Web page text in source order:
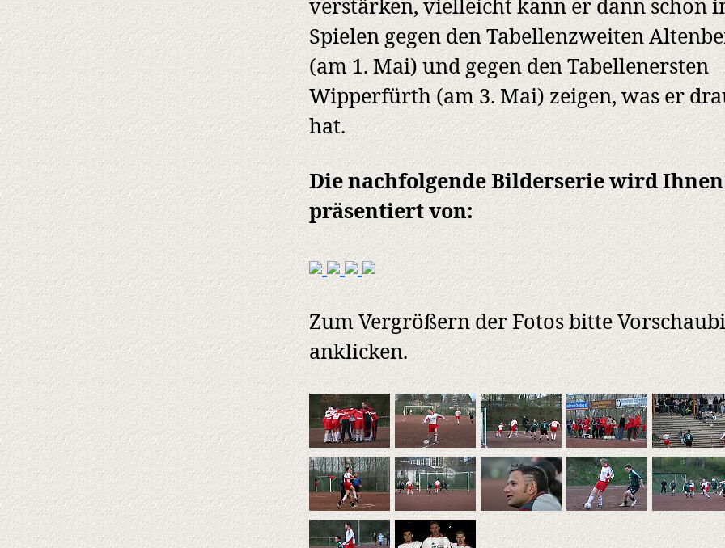
verstärken, vielleicht kann er dann schon
Spielen gegen den Tabellenzweiten
(am 1. Mai) und gegen den Tabellenersten
Wipperfürth (am 3. Mai) zeigen, was er
hat.
Die nachfolgende Bilderserie wird Ihnen
präsentiert von:
Zum Vergrößern der Fotos bitte
anklicken.